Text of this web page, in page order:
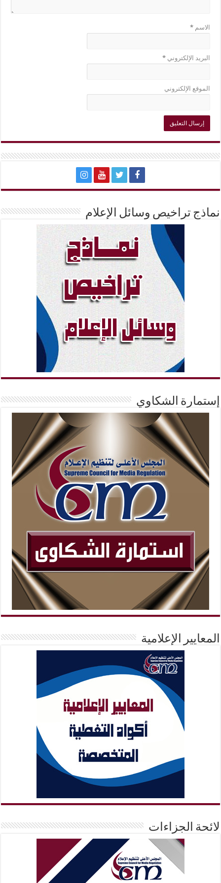
الاسم*
البريد الإلكتروني*
الموقع الإلكتروني
نماذج تراخيص وسائل الإعلام
إستمارة الشكاوي
المعايير الإعلامية
لائحة الجزاءات